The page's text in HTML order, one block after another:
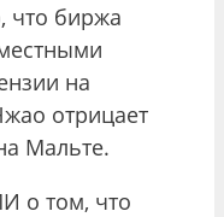
что биржа
на
отрицает
Мальте.
о том, что